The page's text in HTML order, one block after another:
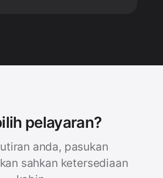
pelayaran?
anda, pasukan
sahkan ketersediaan